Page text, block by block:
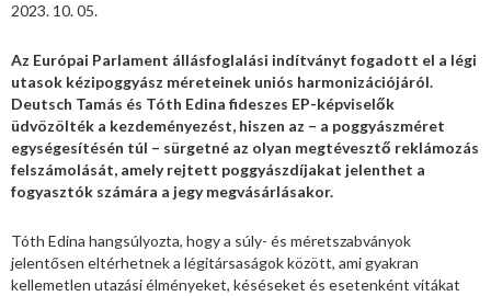
2023. 10. 05.
Az Európai Parlament állásfoglalási indítványt fogadott el a légi
utasok kézipoggyász méreteinek uniós harmonizációjáról.
Deutsch Tamás és Tóth Edina fideszes EP-képviselők
üdvözölték a kezdeményezést, hiszen az – a poggyászméret
egységesítésén túl – sürgetné az olyan megtévesztő reklámozás
felszámolását, amely rejtett poggyászdíjakat jelenthet a
fogyasztók számára a jegy megvásárlásakor.
Tóth Edina hangsúlyozta, hogy a súly- és méretszabványok
jelentősen eltérhetnek a légitársaságok között, ami gyakran
kellemetlen utazási élményeket, késéseket és esetenként vitákat